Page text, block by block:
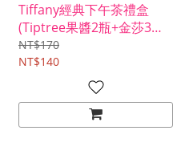
Tiffany經典下午茶禮盒
(Tiptree果醬2瓶+金莎3顆
+棉花糖1串)附提袋
NT$170
NT$140